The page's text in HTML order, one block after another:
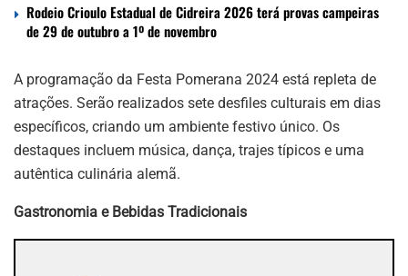
Rodeio Crioulo Estadual de Cidreira 2026 terá provas campeiras
de 29 de outubro a 1º de novembro
A programação da Festa Pomerana 2024 está repleta de
atrações. Serão realizados sete desfiles culturais em dias
específicos, criando um ambiente festivo único. Os
destaques incluem música, dança, trajes típicos e uma
autêntica culinária alemã.
Gastronomia e Bebidas Tradicionais